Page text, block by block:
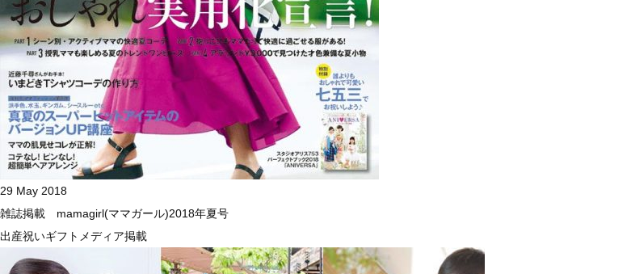
29 May 2018
雑誌掲載 mamagirl(ママガール)2018年夏号
出産祝いギフト メディア掲載